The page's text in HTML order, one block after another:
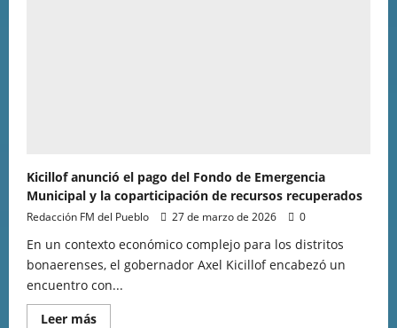
Kicillof anunció el pago del Fondo de Emergencia
Municipal y la coparticipación de recursos recuperados
Redacción FM del Pueblo 27 de marzo de 2026 0
En un contexto económico complejo para los distritos
bonaerenses, el gobernador Axel Kicillof encabezó un
encuentro con...
Leer más